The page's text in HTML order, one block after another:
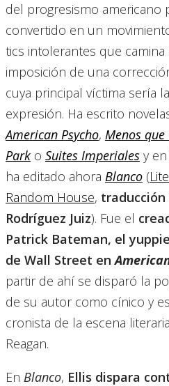
del progresismo americano
convertido en un
tics intolerantes que camina
imposición de una
cuya principal víctima sería
expresión. Ha escrito
American Psycho, Menos que
Park o Suites Imperiales y
ha editado ahora Blanco (
Random House, traducción
Rodríguez Juiz). Fue el
Patrick Bateman, el
de Wall Street en
partir de ahí se disparó la
de su autor como cínico y
cronista de la escena
Reagan.
En Blanco, Ellis dispara